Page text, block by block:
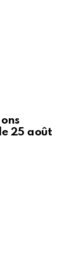
25 août